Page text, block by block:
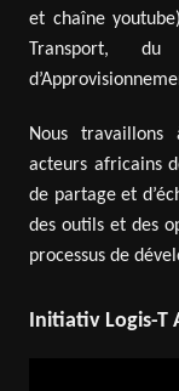
et chaîne
Transport,
Nous travaillons
acteurs africains
de partage et
des outils et des
processus de
Initiativ Logis-T